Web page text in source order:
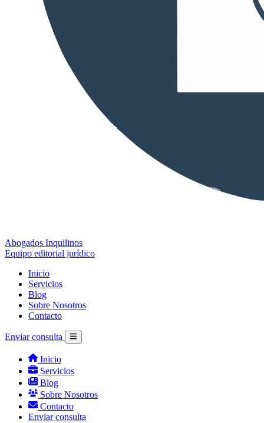
Abogados Inquilinos
Equipo editorial jurídico
Inicio
Servicios
Blog
Sobre Nosotros
Contacto
Enviar consulta
Inicio
Servicios
Blog
Sobre Nosotros
Contacto
Enviar consulta